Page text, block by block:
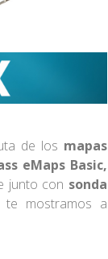
de los mapas
eMaps Basic,
junto con sonda
mostramos a